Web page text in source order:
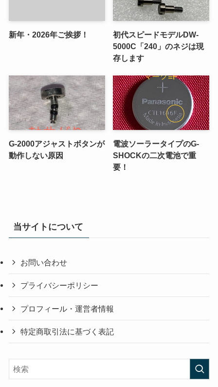
新年・2026年ご挨拶！
初代スピードモデルDW-
5000C「240」のネジは現
存します
G-2000アジャストボタンが
動作しない原因
電波ソーラータイプのG-
SHOCKの二次電池で重
要！
当サイトについて
お問い合わせ
プライバシーポリシー
プロフィール・運営者情報
特定商取引法に基づく表記